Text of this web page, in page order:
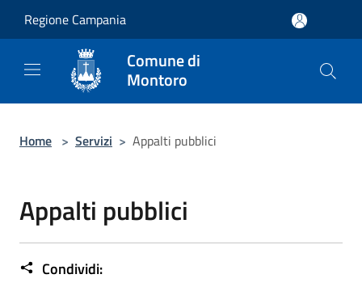
Regione Campania
Comune di
Montoro
Home > Servizi > Appalti pubblici
Appalti pubblici
Condividi: